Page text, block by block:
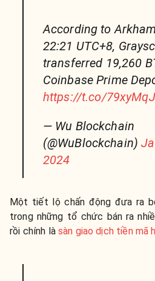
According to
22:21 UTC+8,
transferred 19,260
Coinbase Prime
https://t.co/
— Wu Blockchain
(@WuBlockchain)
2024
Một tiết lộ chấn động đưa ra
trong những tổ chức bán ra
rồi chính là sàn giao dịch tiền mã